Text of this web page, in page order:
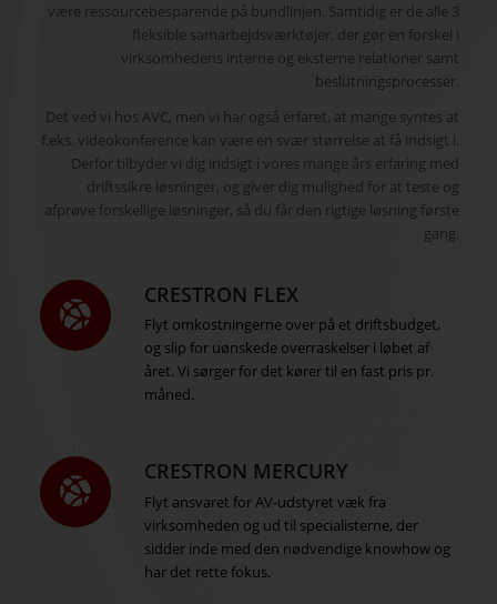
være ressourcebesparende på bundlinjen. Samtidig er de alle 3
fleksible samarbejdsværktøjer, der gør en forskel i
virksomhedens interne og eksterne relationer samt
beslutningsprocesser.
Det ved vi hos AVC, men vi har også erfaret, at mange syntes at
f.eks. videokonference kan være en svær størrelse at få indsigt i.
Derfor tilbyder vi dig indsigt i vores mange års erfaring med
driftssikre løsninger, og giver dig mulighed for at teste og
afprøve forskellige løsninger, så du får den rigtige løsning første
gang.
CRESTRON FLEX
Flyt omkostningerne over på et driftsbudget,
og slip for uønskede overraskelser i løbet af
året. Vi sørger for det kører til en fast pris pr.
måned.
CRESTRON MERCURY
Flyt ansvaret for AV-udstyret væk fra
virksomheden og ud til specialisterne, der
sidder inde med den nødvendige knowhow og
har det rette fokus.